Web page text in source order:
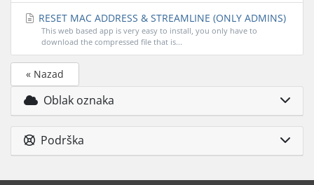
RESET MAC ADDRESS & STREAMLINE (ONLY ADMINS)
This web based app is very easy to install, you only have to
download the compressed file that is...
« Nazad
Oblak oznaka
Podrška